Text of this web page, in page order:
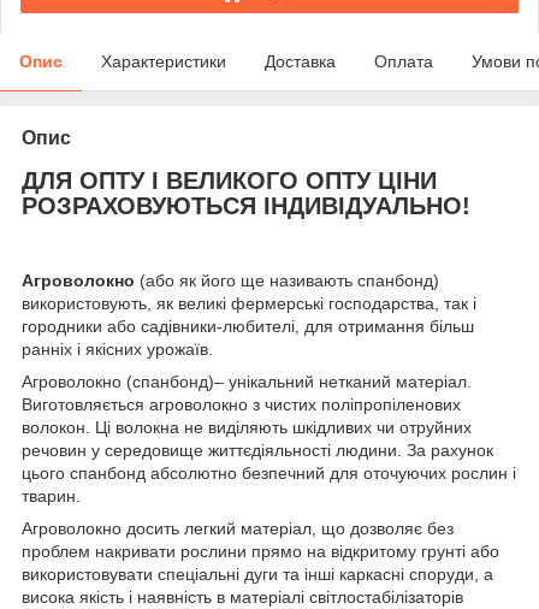
Опис Характеристики Доставка Оплата Умови
Опис
ДЛЯ ОПТУ І ВЕЛИКОГО ОПТУ ЦІНИ
РОЗРАХОВУЮТЬСЯ ІНДИВІДУАЛЬНО!
Агроволокно (або як його ще називають спанбонд)
використовують, як великі фермерські господарства, так і
городники або садівники-любителі, для отримання більш
ранніх і якісних урожаїв.
Агроволокно (спанбонд)– унікальний нетканий матеріал.
Виготовляється агроволокно з чистих поліпропіленових
волокон. Ці волокна не виділяють шкідливих чи отруйних
речовин у середовище життєдіяльності людини. За рахунок
цього спанбонд абсолютно безпечний для оточуючих рослин і
тварин.
Агроволокно досить легкий матеріал, що дозволяє без
проблем накривати рослини прямо на відкритому грунті або
використовувати спеціальні дуги та інші каркасні споруди, а
висока якість і наявність в матеріалі світлостабілізаторів